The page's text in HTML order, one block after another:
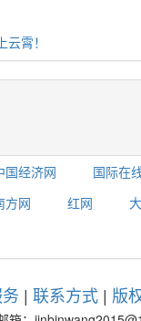
霄！
国经济网 国际在
方网 红网
| 联系方式| 版